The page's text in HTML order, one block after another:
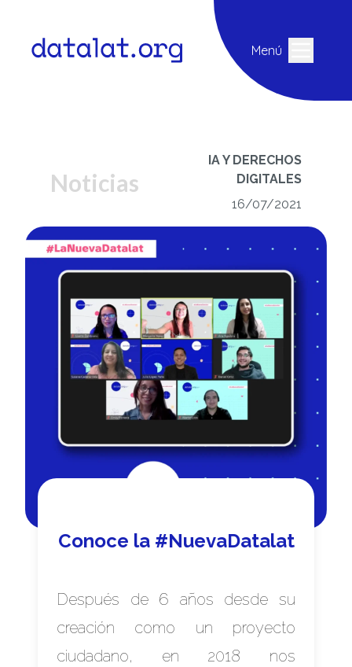
Menú
Noticias
IA Y DERECHOS
DIGITALES
16/07/2021
Conoce la #NuevaDatalat
Después de 6 años desde su
creación como un proyecto
ciudadano, en 2018 nos